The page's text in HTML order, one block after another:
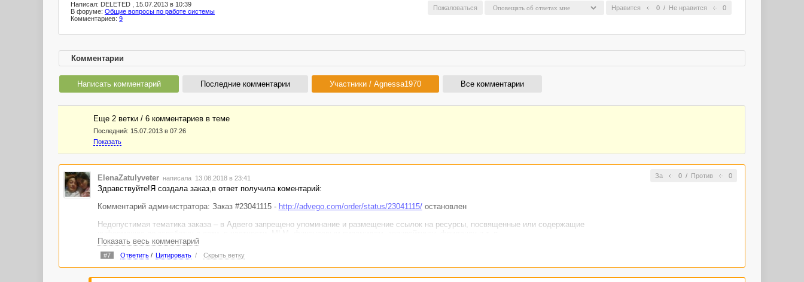
Нравится 0 / Не нравится 0
Пожаловаться
Написал: DELETED , 15.07.2013 в 10:39
В форуме: Общие вопросы по работе системы
Комментариев: 9
Комментарии
Написать комментарий Последние комментарии Участники / Agnessa1970 Все комментарии
Еще 2 ветки / 6 комментариев в темe
Последний: 15.07.2013 в 07:26
Показать
За 0/ Против 0
ElenaZatulyveter написала 13.08.2018 в 23:41
Здравствуйте!Я создала заказ,в ответ получила коментарий:
Комментарий администратора: Заказ #23041115 - http://advego.com/order/status/23041115/остановлен
Недопустимая тематика заказа – в Адвего запрещено упоминание и размещение ссылок на ресурсы, посвященные или содержащие
Помогите пожалуйста правильно настроить заказ,чтобы не нарушать правила.Возможно ли это?Спасибо.
Показать весь комментарий
#7 Ответить/ Цитировать / Скрыть ветку